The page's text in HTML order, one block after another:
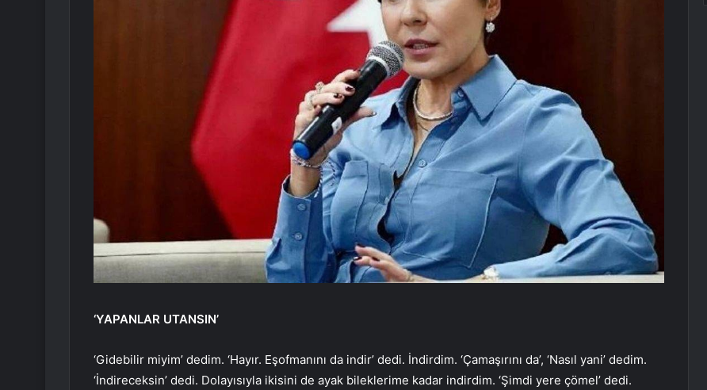
‘YAPANLAR UTANSIN’
‘Gidebilir miyim’ dedim. ‘Hayır. Eşofmanını da indir’ dedi. İndirdim. ‘Çamaşırını da’, ‘Nasıl yani’ dedim.
‘İndireceksin’ dedi. Dolayısıyla ikisini de ayak bileklerime kadar indirdim. ‘Şimdi yere çömel’ dedi.